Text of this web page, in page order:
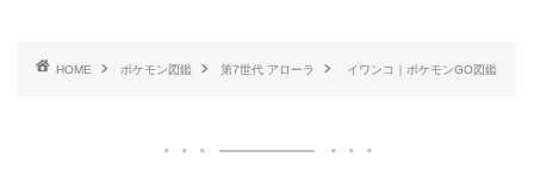
HOME ポケモン図鑑 第7世代 アローラ イワンコ｜ポケモンGO図鑑